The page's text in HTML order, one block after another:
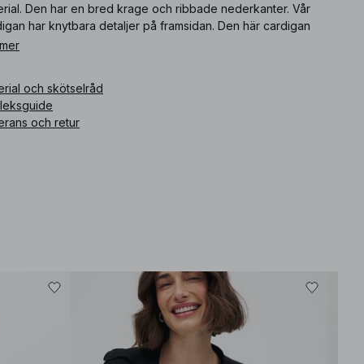
Den har en bred krage och ribbade nederkanter. Vår
har knytbara detaljer på framsidan. Den här cardigan
i naturvitt.
och skötselråd
och retur